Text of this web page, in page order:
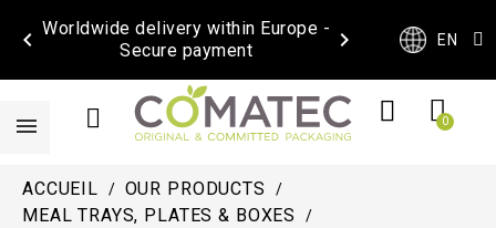
Worldwide delivery within Europe -
Secure payment
  EN
ACCUEIL
OUR PRODUCTS
MEAL TRAYS, PLATES & BOXES